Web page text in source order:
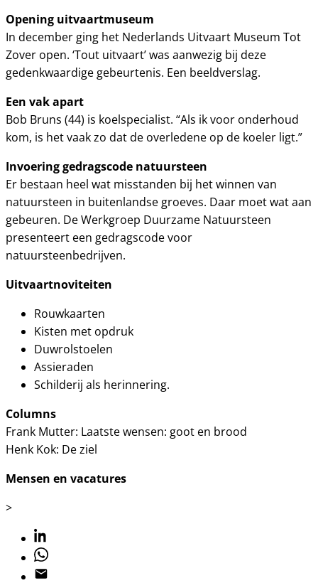
Opening uitvaartmuseum
In december ging het Nederlands Uitvaart Museum Tot
Zover open. ‘Tout uitvaart’ was aanwezig bij deze
gedenkwaardige gebeurtenis. Een beeldverslag.
Een vak apart
Bob Bruns (44) is koelspecialist. “Als ik voor onderhoud
kom, is het vaak zo dat de overledene op de koeler ligt.”
Invoering gedragscode natuursteen
Er bestaan heel wat misstanden bij het winnen van
natuursteen in buitenlandse groeves. Daar moet wat aan
gebeuren. De Werkgroep Duurzame Natuursteen
presenteert een gedragscode voor
natuursteenbedrijven.
Uitvaartnoviteiten
Rouwkaarten
Kisten met opdruk
Duwrolstoelen
Assieraden
Schilderij als herinnering.
Columns
Frank Mutter: Laatste wensen: goot en brood
Henk Kok: De ziel
Mensen en vacatures
>
Linkedin
Whatsapp
Email